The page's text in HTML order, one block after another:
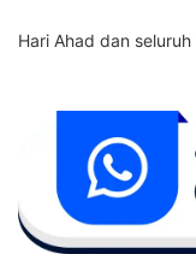
Hari Ahad dan